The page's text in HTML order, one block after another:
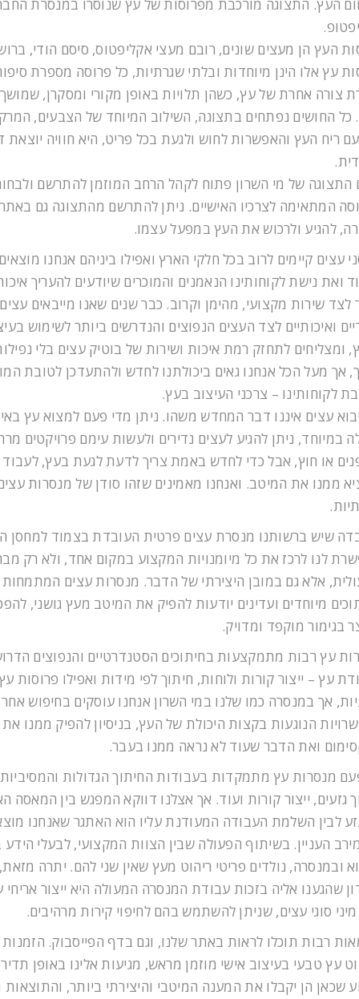
העץ. התצוגה מורכבת מפרוסות של עץ שנוסרו במנסרת
העץ הן מעצים שונים, רובם מעצי אקליפטוס, סיסם הודי,
עץ אלו הינן מיוחדות ובלתי שגרתיות, כל פרוסה מספרת
צורה אחרת של עץ, כשהן תלויות באופן מקורי ומסקרן,
כל החושים נפתחים בתצוגה, השילוב המיוחד של הצבעים,
ריח העץ והאפשרות לחוש ולגעת בכל פריט, היא חוויה יוצאת
התצוגה של מי השרון פתוח לקהל הרחב המוזמן להתרשם
המתאימה לצרכיו האישיים. ניתן להתרשם מהתצוגה גם
להגיע ולרכוש את העץ במפעל עצמו.
עצים קיימים לרוב בכל חלקי הארץ ואפילו ביניהם אנחנו
ואת נישת לקוחותינו הנאמנים והמוכרים שיודעים להעריך
לצד שירות מקצועי, מהימן וקרוב. כבר שנים שאנו מייבאים עצים
ואיכותיים לצד העצים הנפוצים והנדרשים ביותר לשימוש
ומצליחים לתחזק רמת איכות ושירות של בוטיק עצים בלי
אך מעל הכל אנחנו גאים ביכולתנו לחדש ולהתעדכן לטובת
לקוחותינו – צרכני העיצוב בעץ.
עצים איננו דבר המחדש משהו. ניתן מדי פעם למצוא עץ
במיוחד, ניתן להגיע לעצים נדירים ולעשות עימם פרויקטים
או חוץ, אבל כדי לחדש באמת צריך לדעת לגעת בעץ, לעבוד
ממנו את המיטב. ואנחנו מאמינים שזהו סודן של מנסרות
שיש ברשותנו מנסרת עצים פרטית העובדת בצמוד למחסן
לנו לרכז את כל מיומנויות המקצוע במקום אחד, ולא רק
אלא גם במובן היצירתי של הדבר. מנסרות עצים המתמחות
מיוחדים ועדינים יודעות להפיק את המיטב מעץ גושני,
בגימור מוקפד ומדויק.
עץ רבות מתמקצעות בחיתוכים הסטנדרטיים והנפוצים
עץ – ייצור קורות ולוחות, חיתוך לפי מידות ואפילו פרוסות
אך במנסרה כמו שלנו במי השרון אנחנו עוסקים בחיפוש אחר
הנוגעות בקצות היכולת של העץ, בניסיון להפיק ממנו את
ואת הדבר שעוד לא נראה ממנו בעבר.
מנסרות עץ מתמקדות בעבודות החיתוך הגדולות
גזעים, ייצור קורות ועוד. אך אצלנו דווקא המפגש בין המאסה
לבין השלמת העבודה המעודנת עליו הוא האתגר שאנחנו
העניין. בשיתוף הפעולה שבין הצוות המקצועי, לבעלי
ובמנסרה, נולדים פריטי ריהוט מעץ שאין שני להם. יתרה
שהגענו אליה בזכות עבודת המנסרה המעולה היא ייצור אריחי
סוגי עצים, שניתן להשתמש בהם לחיפוי קירות מרהיבים.
רבות תוכלו לראות באתר שלנו, וגם בדף הפייסבוק. הזמנות
עץ טבעי בעיצוב אישי מוזמן מראש, מגיעות אלינו באופן
שכאן הן יקבלו את המענה המיטבי והיצירתי ביותר,